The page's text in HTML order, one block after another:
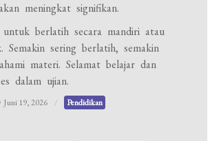
meningkat signifikan.
untuk berlatih secara mandiri atau
Semakin sering berlatih, semakin
materi. Selamat belajar dan
dalam ujian.
Juni 19, 2026 Pendidikan